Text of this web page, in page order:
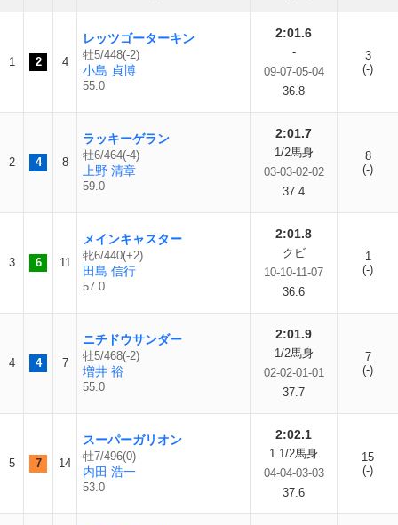
1 2 4
レッツゴーターキン
牡5/448(-2)
小島 貞博
55.0
2:01.6
-
09-07-05-04
36.8
3
(-)
2 4 8
ラッキーゲラン
牡6/464(-4)
上野 清章
59.0
2:01.7
1/2馬身
03-03-02-02
37.4
8
(-)
3 6 11
メインキャスター
牝6/440(+2)
田島 信行
57.0
2:01.8
クビ
10-10-11-07
36.6
1
(-)
4 4 7
ニチドウサンダー
牡5/468(-2)
増井 裕
55.0
2:01.9
1/2馬身
02-02-01-01
37.7
7
(-)
5 7 14
スーパーガリオン
牡7/496(0)
内田 浩一
53.0
2:02.1
1 1/2馬身
04-04-03-03
37.6
15
(-)